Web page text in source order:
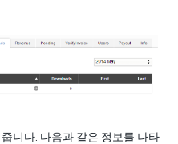
니다. 다음과 같은 정보를 나타